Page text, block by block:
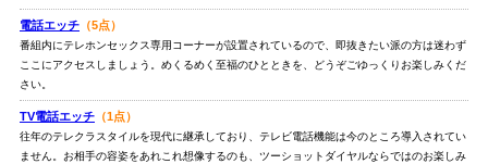
電話エッチ （5点）
番組内にテレホンセックス専用コーナーが設置されているので、即抜きたい派の方は迷わず
ここにアクセスしましょう。めくるめく至福のひとときを、どうぞごゆっくりお楽しみくだ
さい。
TV電話エッチ （1点）
往年のテレクラスタイルを現代に継承しており、テレビ電話機能は今のところ導入されてい
ません。お相手の容姿をあれこれ想像するのも、ツーショットダイヤルならではのお楽しみ